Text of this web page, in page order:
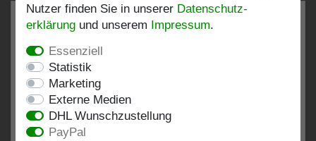
bei: shopvote.de, Amazon
Bewertungsprofil bei SHOPVOTE.DE ansehen
Nutzer finden Sie in unserer Daten­schutz­
erklärung und unserem Impressum.
Essenziell
Statistik
Marketing
Externe Medien
DHL Wunschzustellung
PayPal